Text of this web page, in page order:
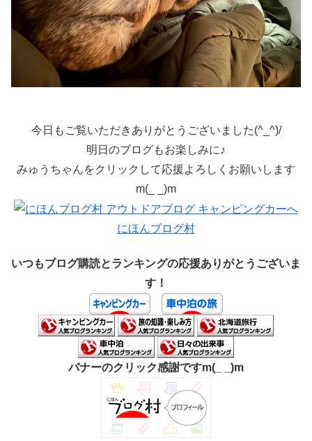
今日もご覧いただきありがとうございました(^_^)/
明日のブログもお楽しみに♪
みゅうちゃんをクリックして応援よろしくお願いします
m(_ _)m
にほんブログ村
いつもブログ購読とランキングの応援ありがとうございま
す！
バナーのクリック感謝ですm(_ _)m